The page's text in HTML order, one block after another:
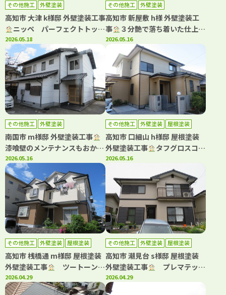
その他施工 外壁塗装
高知市 大津 k様邸 外壁塗装工事
ニッペ パーフェクトトップ
Si 3分艶で落ち着いた仕上がり
(^^♪
2026.05.18
その他施工 外壁塗装
高知市 新屋敷 h様 外壁塗装工
事
３分艶で落ち着いた仕上が
りに(^^)
2026.05.16
その他施工 外壁塗装
南国市 m様邸 外壁塗装工事
漆喰壁のメンテナンスもおかま
せ！
2026.05.16
その他施工 外壁塗装 屋根塗装
高知市 口細山 h様邸 屋根塗装
外壁塗装工事
タフグロスコー
ト仕上げでより一層の美観長持
2026.05.16
その他施工 外壁塗装 屋根塗装
高知市 桟橋通 m様邸 屋根塗装
外壁塗装工事
ツートーンで
お洒落に仕上がりました！
2026.04.29
その他施工 外壁塗装 屋根塗装
高知市 潮見台 s様邸 屋根塗装
外壁塗装工事
プレマテック
スと日本ペイントの高耐久仕
様！
2026.04.29